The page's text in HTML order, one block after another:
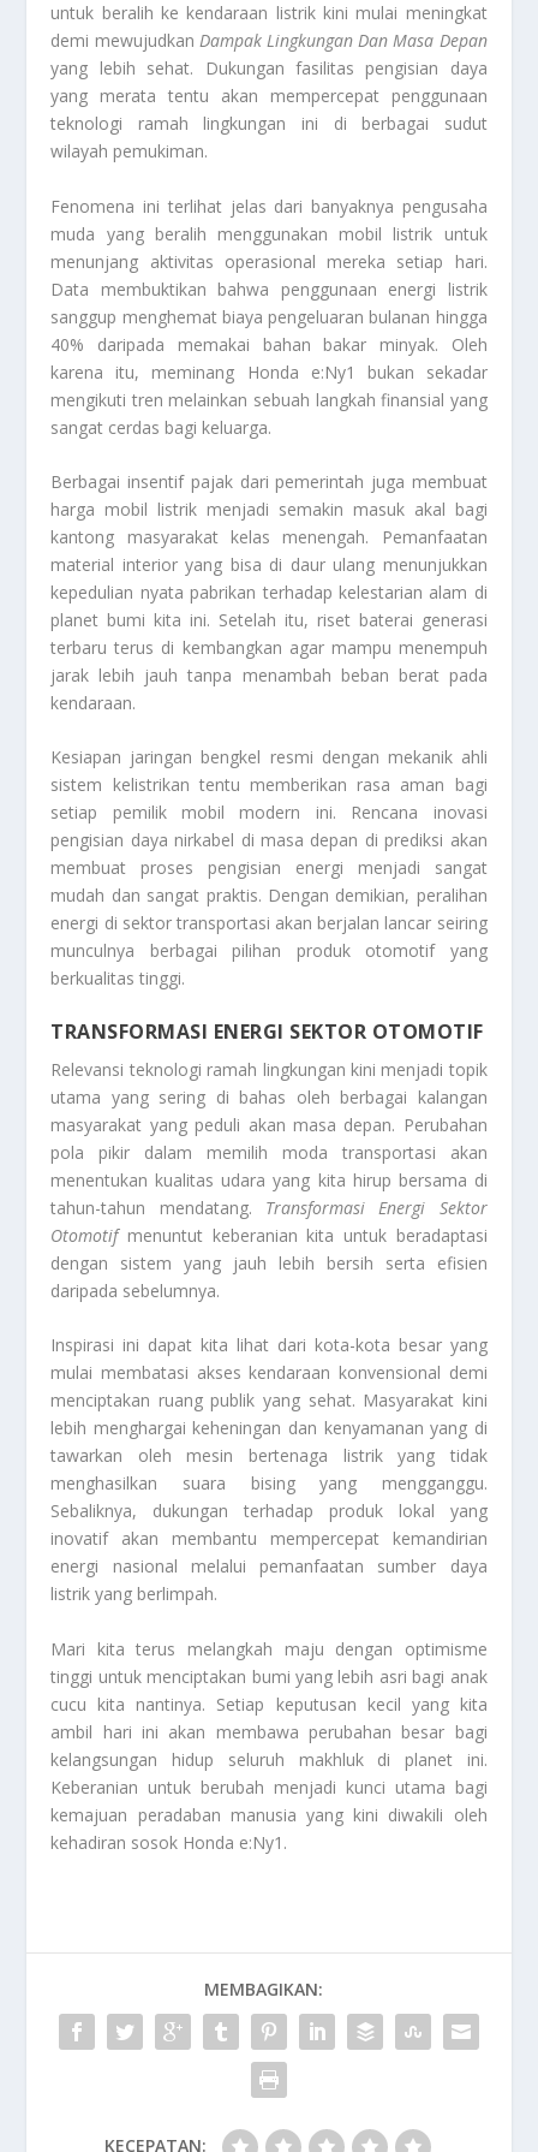
untuk beralih ke kendaraan listrik kini mulai meningkat
demi mewujudkan Dampak Lingkungan Dan Masa Depan
yang lebih sehat. Dukungan fasilitas pengisian daya
yang merata tentu akan mempercepat penggunaan
teknologi ramah lingkungan ini di berbagai sudut
wilayah pemukiman.
Fenomena ini terlihat jelas dari banyaknya pengusaha
muda yang beralih menggunakan mobil listrik untuk
menunjang aktivitas operasional mereka setiap hari.
Data membuktikan bahwa penggunaan energi listrik
sanggup menghemat biaya pengeluaran bulanan hingga
40% daripada memakai bahan bakar minyak. Oleh
karena itu, meminang
Honda e:Ny1
bukan sekadar
mengikuti tren melainkan sebuah langkah finansial yang
sangat cerdas bagi keluarga.
Berbagai insentif pajak dari pemerintah juga membuat
harga mobil listrik menjadi semakin masuk akal bagi
kantong masyarakat kelas menengah. Pemanfaatan
material interior yang bisa di daur ulang menunjukkan
kepedulian nyata pabrikan terhadap kelestarian alam di
planet bumi kita ini. Setelah itu, riset baterai generasi
terbaru terus di kembangkan agar mampu menempuh
jarak lebih jauh tanpa menambah beban berat pada
kendaraan.
Kesiapan jaringan bengkel resmi dengan mekanik ahli
sistem kelistrikan tentu memberikan rasa aman bagi
setiap pemilik mobil modern ini. Rencana inovasi
pengisian daya nirkabel di masa depan di prediksi akan
membuat proses pengisian energi menjadi sangat
mudah dan sangat praktis. Dengan demikian, peralihan
energi di sektor transportasi akan berjalan lancar seiring
munculnya berbagai pilihan produk otomotif yang
berkualitas tinggi.
TRANSFORMASI ENERGI SEKTOR OTOMOTIF
Relevansi teknologi ramah lingkungan kini menjadi topik
utama yang sering di bahas oleh berbagai kalangan
masyarakat yang peduli akan masa depan. Perubahan
pola pikir dalam memilih moda transportasi akan
menentukan kualitas udara yang kita hirup bersama di
tahun-tahun mendatang. Transformasi Energi Sektor
Otomotifmenuntut keberanian kita untuk beradaptasi
dengan sistem yang jauh lebih bersih serta efisien
daripada sebelumnya.
Inspirasi ini dapat kita lihat dari kota-kota besar yang
mulai membatasi akses kendaraan konvensional demi
menciptakan ruang publik yang sehat. Masyarakat kini
lebih menghargai keheningan dan kenyamanan yang di
tawarkan oleh mesin bertenaga listrik yang tidak
menghasilkan suara bising yang mengganggu.
Sebaliknya, dukungan terhadap produk lokal yang
inovatif akan membantu mempercepat kemandirian
energi nasional melalui pemanfaatan sumber daya
listrik yang berlimpah.
Mari kita terus melangkah maju dengan optimisme
tinggi untuk menciptakan bumi yang lebih asri bagi anak
cucu kita nantinya. Setiap keputusan kecil yang kita
ambil hari ini akan membawa perubahan besar bagi
kelangsungan hidup seluruh makhluk di planet ini.
Keberanian untuk berubah menjadi kunci utama bagi
kemajuan peradaban manusia yang kini diwakili oleh
kehadiran sosok Honda e:Ny1 .
MEMBAGIKAN:
KECEPATAN: